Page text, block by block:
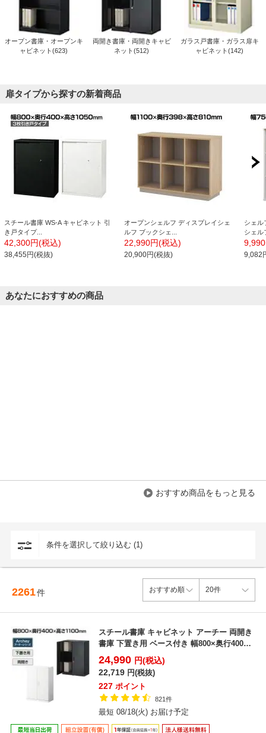
オープン書庫・オープンキ
ャビネット(623)
両開き書庫・両開きキャビ
ネット(512)
ガラス戸書庫・ガラス扉キ
ャビネット(142)
扉タイプから探すの新着商品
スチール書庫 WS-A キャビネット 引
き戸タイプ...
42,300円(税込)
38,455円(税抜)
オープンシェルフ ディスプレイシェ
ルフ ブックシェ...
22,990円(税込)
20,900円(税抜)
シェル
シェル
9,082
あなたにおすすめの商品
おすすめ商品をもっと見る
条件を選択して絞り込む (1)
2261件
スチール書庫 キャビネット アーチー 両開き
書庫 下置き用 ベース付き 幅800×奥行400×
高さ1...
24,990 円(税込)
22,719 円(税抜)
227 ポイント
821件
最短 08/18(火) お届け予定